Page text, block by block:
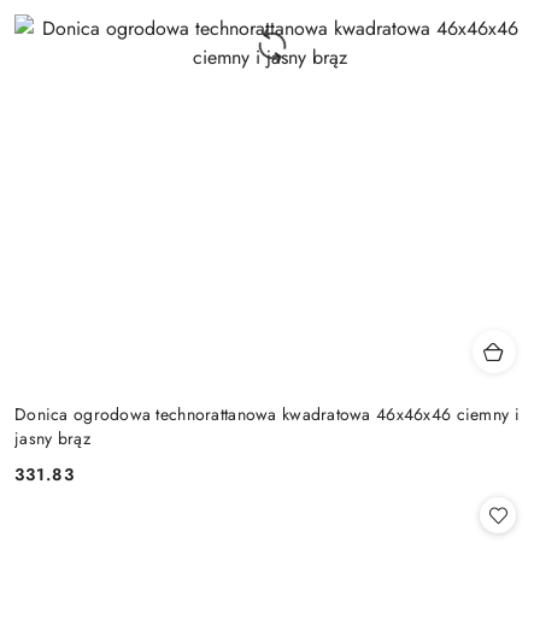
Donica ogrodowa technorattanowa kwadratowa 46x46x46 ciemny i
jasny brąz
Cena:
331.83